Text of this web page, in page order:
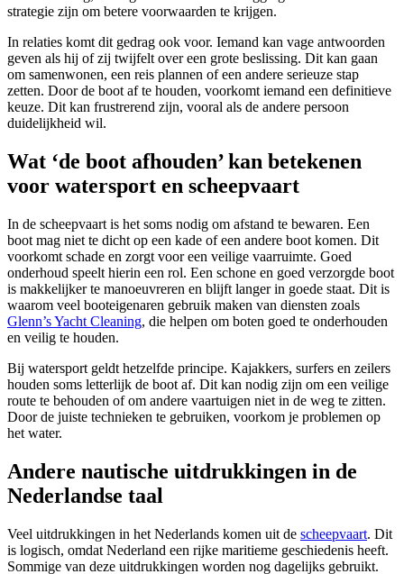
strategie zijn om betere voorwaarden te krijgen.
In relaties komt dit gedrag ook voor. Iemand kan vage antwoorden
geven als hij of zij twijfelt over een grote beslissing. Dit kan gaan
om samenwonen, een reis plannen of een andere serieuze stap
zetten. Door de boot af te houden, voorkomt iemand een definitieve
keuze. Dit kan frustrerend zijn, vooral als de andere persoon
duidelijkheid wil.
Wat ‘de boot afhouden’ kan betekenen
voor watersport en scheepvaart
In de scheepvaart is het soms nodig om afstand te bewaren. Een
boot mag niet te dicht op een kade of een andere boot komen. Dit
voorkomt schade en zorgt voor een veilige vaarruimte. Goed
onderhoud speelt hierin een rol. Een schone en goed verzorgde boot
is makkelijker te manoeuvreren en blijft langer in goede staat. Dit is
waarom veel booteigenaren gebruik maken van diensten zoals
Glenn’s Yacht Cleaning, die helpen om boten goed te onderhouden
en veilig te houden.
Bij watersport geldt hetzelfde principe. Kajakkers, surfers en zeilers
houden soms letterlijk de boot af. Dit kan nodig zijn om een veilige
route te behouden of om andere vaartuigen niet in de weg te zitten.
Door de juiste technieken te gebruiken, voorkom je problemen op
het water.
Andere nautische uitdrukkingen in de
Nederlandse taal
Veel uitdrukkingen in het Nederlands komen uit de scheepvaart. Dit
is logisch, omdat Nederland een rijke maritieme geschiedenis heeft.
Sommige van deze uitdrukkingen worden nog dagelijks gebruikt.